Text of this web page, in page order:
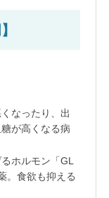
なったり、出
が高くなる病
ホルモン「GL
。食欲も抑える